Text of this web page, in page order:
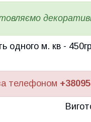
одного м. кв -
телефоном